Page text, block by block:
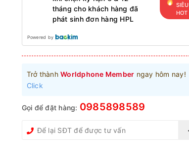
tháng cho khách hàng đã
phát sinh đơn hàng HPL
SIÊU
HOT
Powered by
Trở thành Worldphone Member ngay hôm nay!
Click
Gọi để đặt hàng: 0985898589